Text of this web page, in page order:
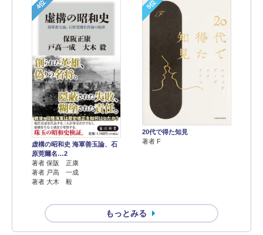
4位
虚構の昭和史 海軍善玉論、石
原莞爾名…2
著者 保阪 正康
著者 戸高 一成
著者 大木 毅
5位
20代で得た知見
著者 F
もっとみる